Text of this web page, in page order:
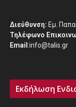
Διεύθυνση: Εμ.
Τηλέφωνο
Email :info@talis.gr
Εκδήλωση